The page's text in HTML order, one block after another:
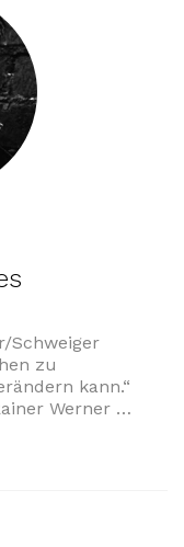
Schweiger
zu
kann.“
Werner …